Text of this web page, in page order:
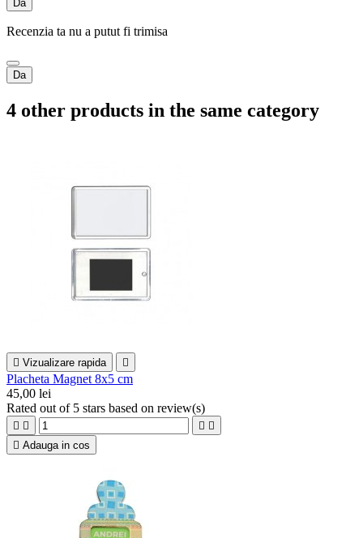
Da
Recenzia ta nu a putut fi trimisa
Da
4 other products in the same category
 Vizualizare rapida 
Placheta Magnet 8x5 cm
45,00 lei
Rated out of 5 stars based on review(s)
   
 Adauga in cos